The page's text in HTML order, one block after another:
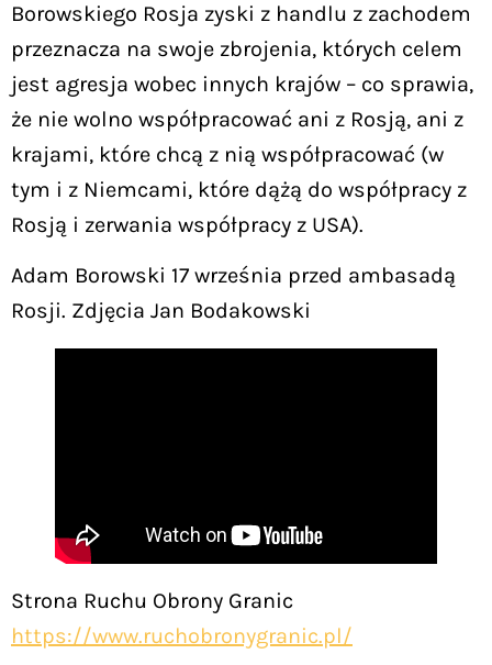
Borowskiego Rosja zyski z handlu z zachodem
przeznacza na swoje zbrojenia, których celem
jest agresja wobec innych krajów – co sprawia,
że nie wolno współpracować ani z Rosją, ani z
krajami, które chcą z nią współpracować (w
tym i z Niemcami, które dążą do współpracy z
Rosją i zerwania współpracy z USA).
Adam Borowski 17 września przed ambasadą
Rosji. Zdjęcia Jan Bodakowski
Strona Ruchu Obrony Granic
https://www.ruchobronygranic.pl/